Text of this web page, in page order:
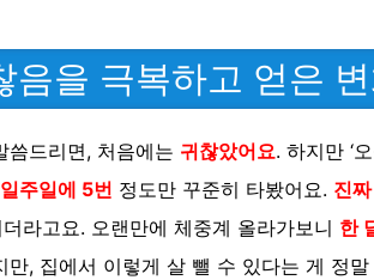
음을 극복하고 얻은
씀드리면, 처음에는 귀찮았어요. 하지만 ‘
주일에 5번 정도만 꾸준히 타봤어요. 진
라고요. 오랜만에 체중계 올라가보니 한
만, 집에서 이렇게 살 뺄 수 있다는 게 정말